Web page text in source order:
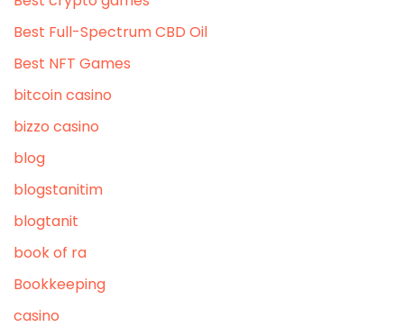
Best Full-Spectrum CBD Oil
Best NFT Games
bitcoin casino
bizzo casino
blog
blogstanitim
blogtanit
book of ra
Bookkeeping
casino